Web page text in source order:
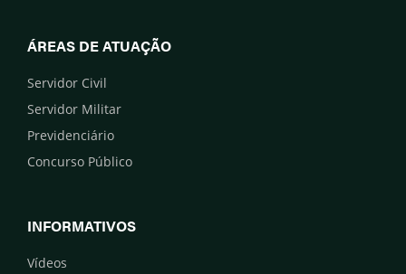
ÁREAS DE ATUAÇÃO
Servidor Civil
Servidor Militar
Previdenciário
Concurso Público
INFORMATIVOS
Vídeos